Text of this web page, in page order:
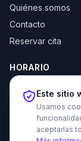
Quiénes somos
Contacto
Reservar cita
HORARIO
Lun–Jue:
Vie: 10:00–14:00
Este sitio
Usamos
aceptarlas